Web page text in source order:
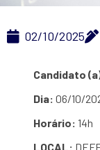
02/10/2025
Candidato
Dia: 06/10/
Horário: 14h
LOCAL: